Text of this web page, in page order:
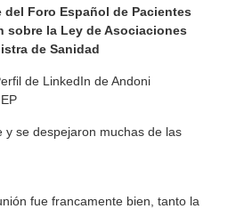
Foro Español de Pacientes
sobre la Ley de Asociaciones
de Sanidad
de LinkedIn de Andoni
y se despejaron muchas de las
fue francamente bien, tanto la